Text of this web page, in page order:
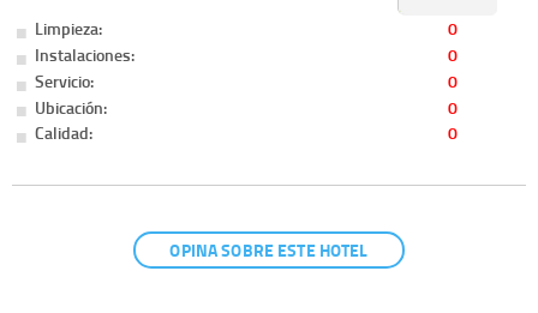
Limpieza:
0
Instalaciones:
0
Servicio:
0
Ubicación:
0
Calidad:
0
OPINA SOBRE ESTE HOTEL